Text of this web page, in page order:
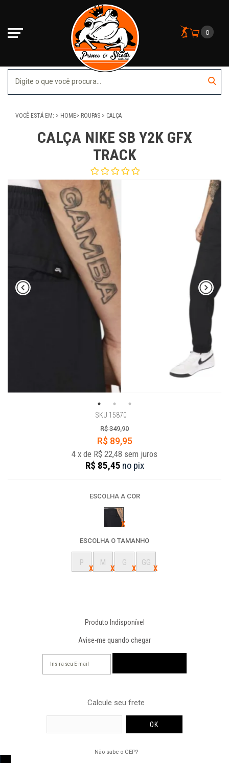
0
VOCÊ ESTÁ EM: HOME ROUPAS CALÇA
CALÇA NIKE SB Y2K GFX
TRACK
SKU 15870
R$ 349,90
R$ 89,95
4 x de R$ 22,48 sem juros
R$ 85,45 no pix
ESCOLHA A COR
ESCOLHA O TAMANHO
P M G GG
Produto Indisponível
Avise-me quando chegar
Calcule seu frete
Não sabe o CEP?